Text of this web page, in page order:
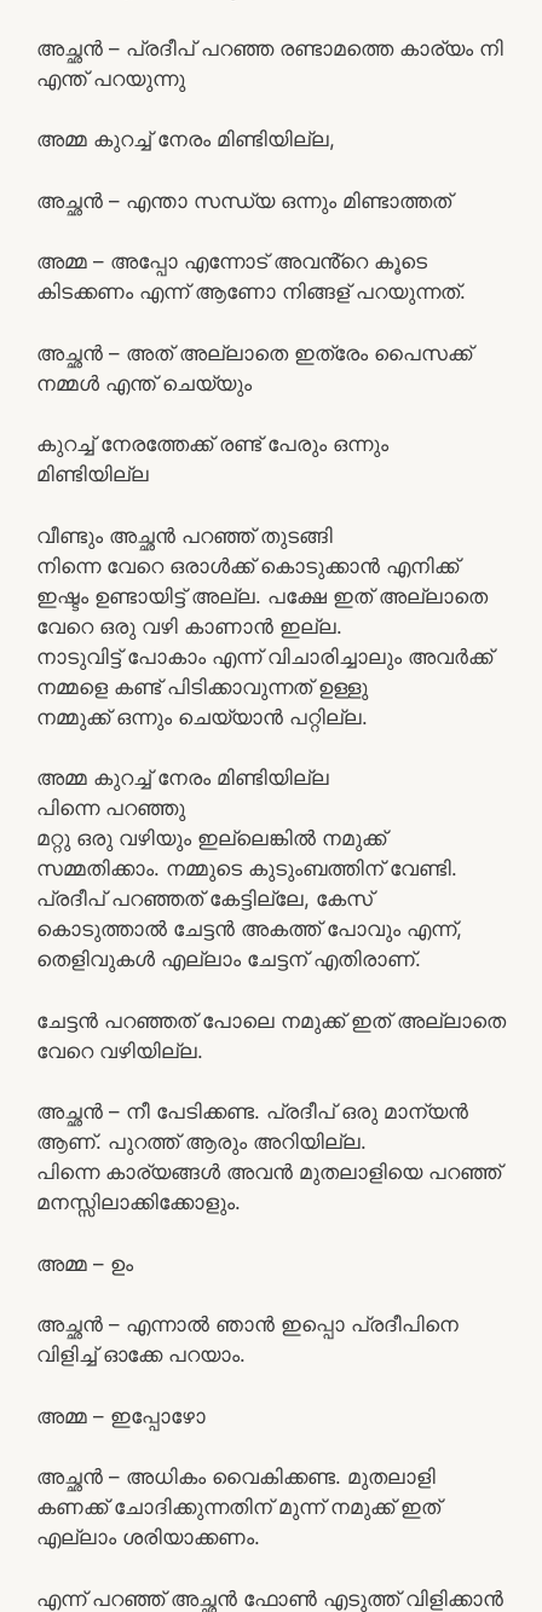
അച്ഛൻ – പ്രദീപ് പറഞ്ഞ രണ്ടാമത്തെ കാര്യം നി
എന്ത് പറയുന്നു
അമ്മ കുറച്ച് നേരം മിണ്ടിയില്ല,
അച്ഛൻ – എന്താ സന്ധ്യ ഒന്നും മിണ്ടാത്തത്
അമ്മ – അപ്പോ എന്നോട് അവൻ്റെ കൂടെ
കിടക്കണം എന്ന് ആണോ നിങ്ങള് പറയുന്നത്.
അച്ഛൻ – അത് അല്ലാതെ ഇത്രേം പൈസക്ക്
നമ്മൾ എന്ത് ചെയ്യും
കുറച്ച് നേരത്തേക്ക് രണ്ട് പേരും ഒന്നും
മിണ്ടിയില്ല
വീണ്ടും അച്ഛൻ പറഞ്ഞ് തുടങ്ങി
നിന്നെ വേറെ ഒരാൾക്ക് കൊടുക്കാൻ എനിക്ക്
ഇഷ്ടം ഉണ്ടായിട്ട് അല്ല. പക്ഷേ ഇത് അല്ലാതെ
വേറെ ഒരു വഴി കാണാൻ ഇല്ല.
നാടുവിട്ട് പോകാം എന്ന് വിചാരിച്ചാലും അവർക്ക്
നമ്മളെ കണ്ട് പിടിക്കാവുന്നത് ഉള്ളു
നമ്മുക്ക് ഒന്നും ചെയ്യാൻ പറ്റില്ല.
അമ്മ കുറച്ച് നേരം മിണ്ടിയില്ല
പിന്നെ പറഞ്ഞു
മറ്റു ഒരു വഴിയും ഇല്ലെങ്കിൽ നമുക്ക്
സമ്മതിക്കാം. നമ്മുടെ കുടുംബത്തിന് വേണ്ടി.
പ്രദീപ് പറഞ്ഞത് കേട്ടില്ലേ, കേസ്
കൊടുത്താൽ ചേട്ടൻ അകത്ത് പോവും എന്ന്,
തെളിവുകൾ എല്ലാം ചേട്ടന് എതിരാണ്.
ചേട്ടൻ പറഞ്ഞത് പോലെ നമുക്ക് ഇത് അല്ലാതെ
വേറെ വഴിയില്ല.
അച്ഛൻ – നീ പേടിക്കണ്ട. പ്രദീപ് ഒരു മാന്യൻ
ആണ്. പുറത്ത് ആരും അറിയില്ല.
പിന്നെ കാര്യങ്ങൾ അവൻ മുതലാളിയെ പറഞ്ഞ്
മനസ്സിലാക്കിക്കോളും.
അമ്മ – ഉം
അച്ഛൻ – എന്നാൽ ഞാൻ ഇപ്പൊ പ്രദീപിനെ
വിളിച്ച് ഓക്കേ പറയാം.
അമ്മ – ഇപ്പോഴോ
അച്ഛൻ – അധികം വൈകിക്കണ്ട. മുതലാളി
കണക്ക് ചോദിക്കുന്നതിന് മുന്ന് നമുക്ക് ഇത്
എല്ലാം ശരിയാക്കണം.
എന്ന് പറഞ്ഞ് അച്ഛൻ ഫോൺ എടുത്ത് വിളിക്കാൻ